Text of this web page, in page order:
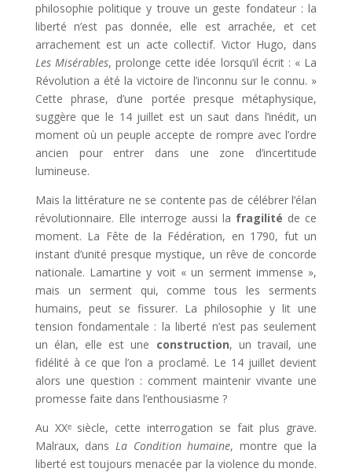
philosophie politique y trouve un geste fondateur : la
liberté n’est pas donnée, elle est arrachée, et cet
arrachement est un acte collectif. Victor Hugo, dans
Les Misérables, prolonge cette idée lorsqu’il écrit : « La
Révolution a été la victoire de l’inconnu sur le connu. »
Cette phrase, d’une portée presque métaphysique,
suggère que le 14 juillet est un saut dans l’inédit, un
moment où un peuple accepte de rompre avec l’ordre
ancien pour entrer dans une zone d’incertitude
lumineuse.
Mais la littérature ne se contente pas de célébrer l’élan
révolutionnaire. Elle interroge aussi la fragilité de ce
moment. La Fête de la Fédération, en 1790, fut un
instant d’unité presque mystique, un rêve de concorde
nationale. Lamartine y voit « un serment immense »,
mais un serment qui, comme tous les serments
humains, peut se fissurer. La philosophie y lit une
tension fondamentale : la liberté n’est pas seulement
un élan, elle est une construction, un travail, une
fidélité à ce que l’on a proclamé. Le 14 juillet devient
alors une question : comment maintenir vivante une
promesse faite dans l’enthousiasme ?
Au XXᵉ siècle, cette interrogation se fait plus grave.
Malraux, dansLa Condition humaine, montre que la
liberté est toujours menacée par la violence du monde.